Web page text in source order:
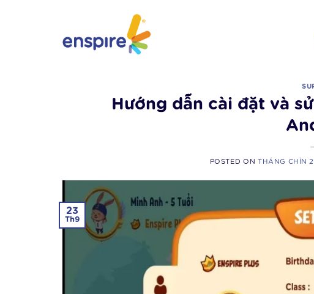
Hướng dẫn cài đặt và
POSTED ONTHÁNG CHÍN
23
Th9